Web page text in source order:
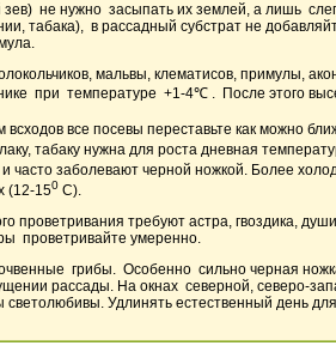
не нужно засыпать их землей, а лишь
табака), в рассадный субстрат не
мальвы, клематисов, примулы,
при температуре +1-4℃ . После этого
все посевы переставьте как можно
табаку нужна для роста дневная
заболевают черной ножкой. Более
(12-150 С).
проветривания требуют астра, гвоздика,
проветривайте умеренно.
грибы. Особенно сильно черная
рассады. На окнах северной, северо-
Удлинять естественный день